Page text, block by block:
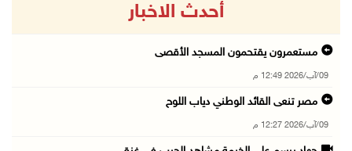
أحدث الاخبار
مستعمرون يقتحمون المسجد الأقصى
09/آب/2026 12:49 م
مصر تنعى القائد الوطني دياب اللوح
09/آب/2026 12:27 م